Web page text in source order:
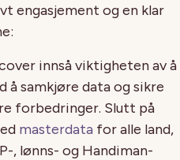
engasjement og en klar
innså viktigheten av å
å samkjøre data og sikre
forbedringer. Slutt på
masterdata for alle land,
, lønns- og Handiman-